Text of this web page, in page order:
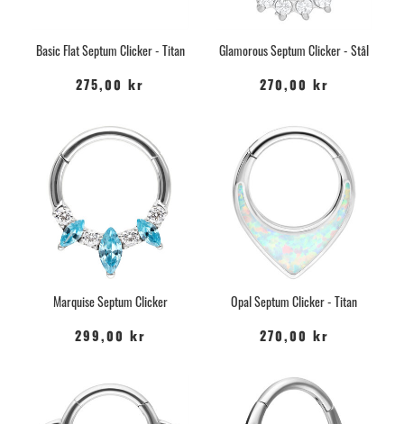
Basic Flat Septum Clicker - Titan
275,00 kr
Glamorous Septum Clicker - Stål
270,00 kr
Marquise Septum Clicker
299,00 kr
Opal Septum Clicker - Titan
270,00 kr